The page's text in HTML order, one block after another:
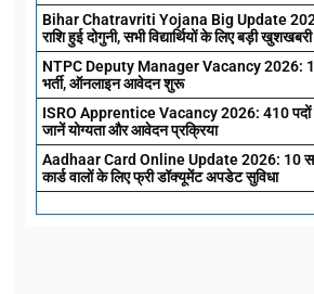
Bihar Chatravriti Yojana Big Update
राशि हुई दोगुनी, सभी विद्यार्थियों के लिए बड़ी खुशखबरी
NTPC Deputy Manager Vacancy 2026:
भर्ती, ऑनलाइन आवेदन शुरू
ISRO Apprentice Vacancy 2026: 410 पदों
जानें योग्यता और आवेदन प्रक्रिया
Aadhaar Card Online Update 2026: 10
कार्ड वालों के लिए फ्री डॉक्यूमेंट अपडेट सुविधा